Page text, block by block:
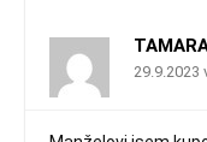
29.9.2023